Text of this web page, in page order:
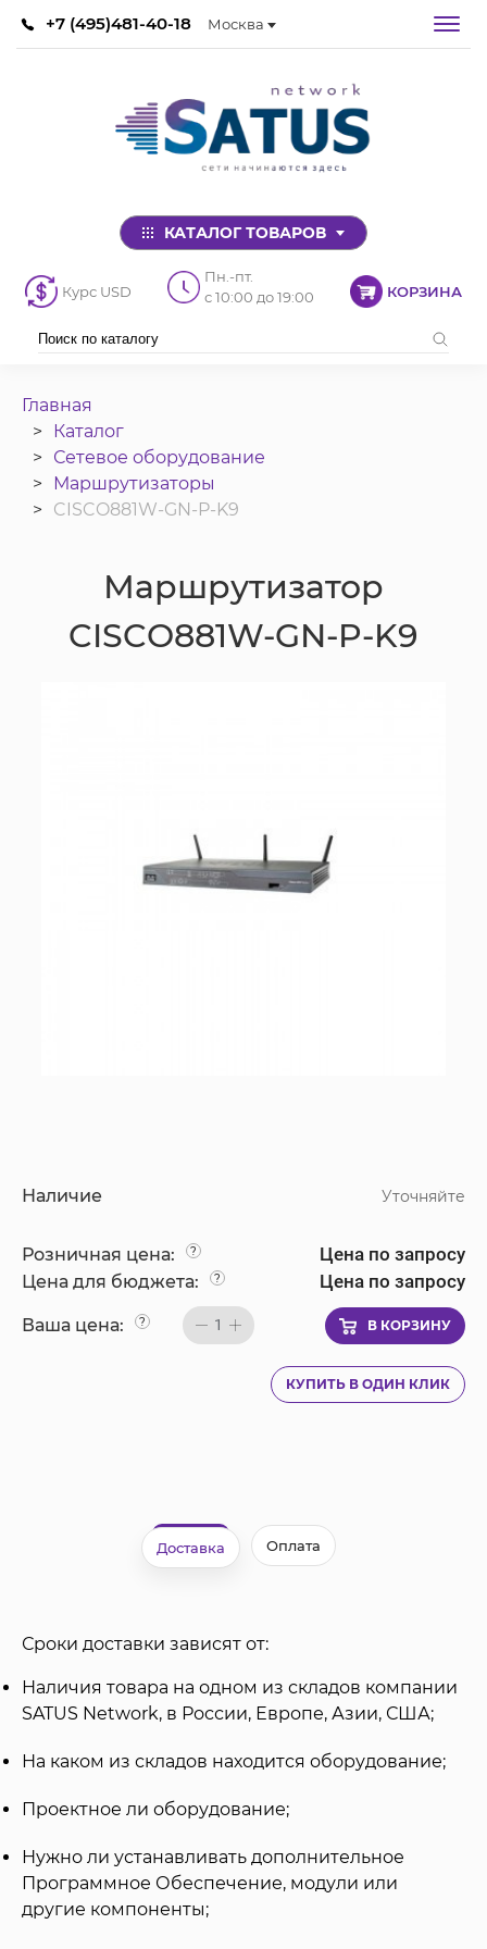
+7 (495)481-40-18 Москва
КАТАЛОГ ТОВАРОВ
Курс USD
Пн.-пт.
с 10:00 до 19:00
КОРЗИНА
Главная
Каталог
Сетевое оборудование
Маршрутизаторы
CISCO881W-GN-P-K9
Маршрутизатор
CISCO881W-GN-P-K9
Наличие Уточняйте
Розничная цена: ? Цена по запросу
Цена для бюджета: ? Цена по запросу
Ваша цена: ? 1 В КОРЗИНУ
КУПИТЬ В ОДИН КЛИК
Доставка Оплата
Сроки доставки зависят от:
Наличия товара на одном из складов компании
SATUS Network, в России, Европе, Азии, США;
На каком из складов находится оборудование;
Проектное ли оборудование;
Нужно ли устанавливать дополнительное
Программное Обеспечение, модули или
другие компоненты;